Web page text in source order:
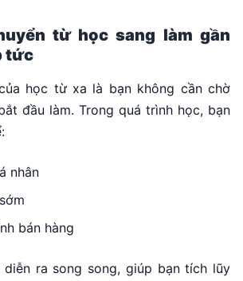
từ học sang làm gần
tức
học từ xa là bạn không cần chờ
đầu làm. Trong quá trình học, bạn
nhân
bán hàng
ra song song, giúp bạn tích lũy